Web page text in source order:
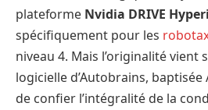
plateforme Nvidia DRIVE
spécifiquement pour les
niveau 4. Mais l’originalité vient
logicielle d’Autobrains,
de confier l’intégralité de la